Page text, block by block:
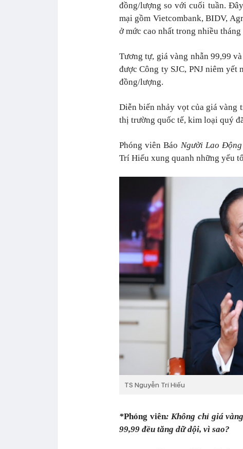
đồng/lượng so với cuối tuần.
mại gồm Vietcombank, BIDV,
ở mức cao nhất trong nhiều tháng
Tương tự, giá vàng nhẫn 99,99
được Công ty SJC, PNJ niêm
đồng/lượng.
Diễn biến nhảy vọt của giá vàng
thị trường quốc tế, kim loại quý
Phóng viên Báo Người Lao Động
Trí Hiếu xung quanh những yếu
TS Nguyễn Trí Hiếu
*Phóng viên: Không chỉ giá
99,99 đều tăng dữ dội, vì sao?